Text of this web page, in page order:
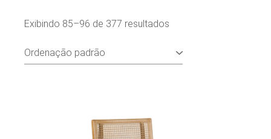
Exibindo 85–96 de 377 resultados